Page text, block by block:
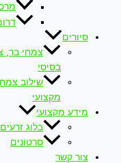
סיורים
צמחי בר,
בסיסי
שילוב
מקצועי
מידע מקצועי
בלוג
סרטונים
צור קשר